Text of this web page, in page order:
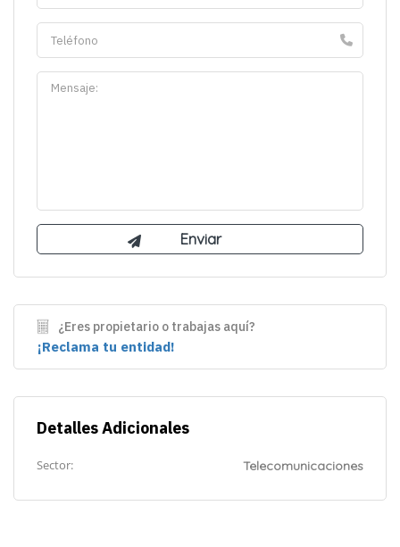
¿Eres propietario o trabajas aquí?
¡Reclama tu entidad!
Detalles Adicionales
Sector: Telecomunicaciones